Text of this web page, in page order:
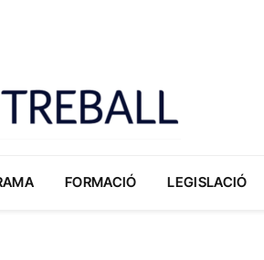
FORMACIÓ LEGISLACIÓ